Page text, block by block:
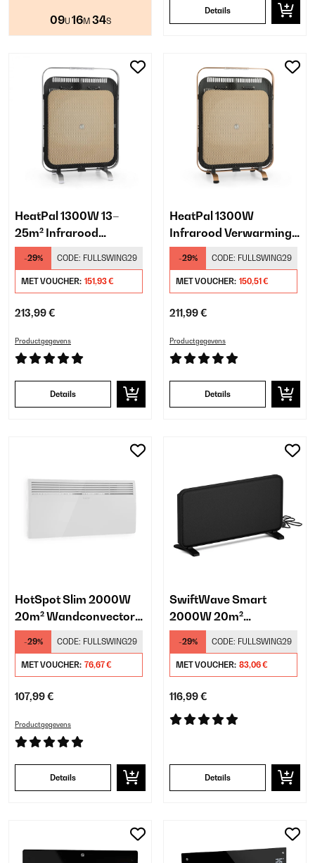
09U 16M 33S
Details
HeatPal 1300W 13–
25m² Infrarood
Verwarming Vrijstaand​
Zwart
-29% CODE: FULLSWING29
MET VOUCHER: 151,93 €
213,99 €
Productgegevens
Details
HeatPal 1300W
Infrarood Verwarming
Vrijstaand​ Zwart
-29% CODE: FULLSWING29
MET VOUCHER: 150,51 €
211,99 €
Productgegevens
Details
HotSpot Slim 2000W
20m² Wandconvector
Wit
-29% CODE: FULLSWING29
MET VOUCHER: 76,67 €
107,99 €
Productgegevens
Details
SwiftWave Smart
2000W 20m²
Convector Kachel
Zwart
-29% CODE: FULLSWING29
MET VOUCHER: 83,06 €
116,99 €
Details